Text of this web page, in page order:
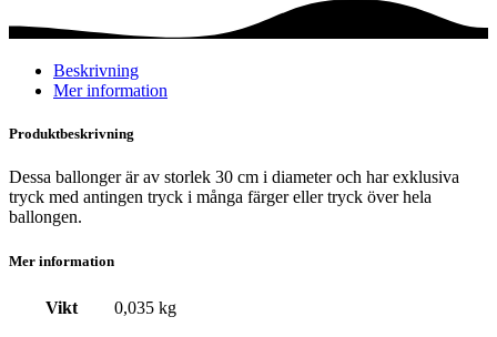
mängd
Beskrivning
Mer information
Produktbeskrivning
Dessa ballonger är av storlek 30 cm i diameter och har exklusiva
tryck med antingen tryck i många färger eller tryck över hela
ballongen.
Mer information
Vikt 0,035 kg